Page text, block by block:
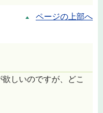
ページの上部へ
しいのですが、どこ